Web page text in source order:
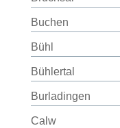
Buchen
Bühl
Bühlertal
Burladingen
Calw